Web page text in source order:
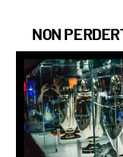
NON